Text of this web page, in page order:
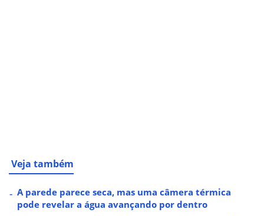
Veja também
A parede parece seca, mas uma câmera térmica
pode revelar a água avançando por dentro